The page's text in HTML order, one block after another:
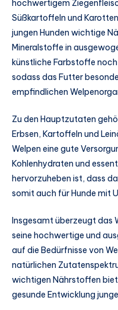
hochwertigem
Süßkartoffeln und
jungen Hunden wichtige
Mineralstoffe in
künstliche Farbstoffe
sodass das Futter
empfindlichen
Zu den Hauptzutaten
Erbsen, Kartoffeln und
Welpen eine gute
Kohlenhydraten und
hervorzuheben ist, dass
somit auch für Hunde mit
Insgesamt überzeugt das
seine hochwertige und
auf die Bedürfnisse von
natürlichen
wichtigen Nährstoffen
gesunde Entwicklung